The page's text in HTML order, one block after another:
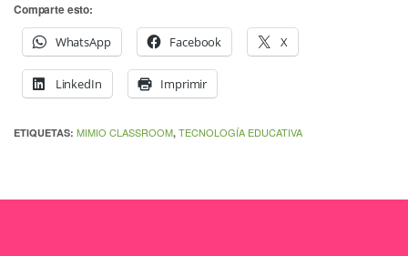
Comparte esto:
WhatsApp
Facebook X
LinkedIn Imprimir
ETIQUETAS: MIMIO CLASSROOM, TECNOLOGÍA EDUCATIVA